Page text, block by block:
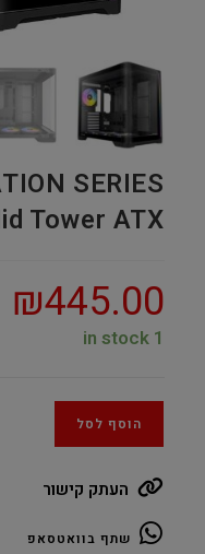
SERIES
Tower ATX
₪445.00
1 in stock
הוסף לסל
העתק קישור
שתף בוואטסאפ